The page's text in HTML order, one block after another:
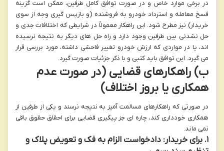
در برخی موارد خاص و در صورت توافق کامل طرفین، ممکن است گزینه
فسخ معامله و استرداد خودرو به فروشنده (و بازپس گیری وجه از سوی
خریدار) نیز مطرح شود. این راهکار معمولاً در شرایطی که اختلافات جدی و
حل نشدنی بین طرفین وجود دارد و راه حل های دیگر به نتیجه نرسیده
اند، یا در مواردی که ارزش خودرو تغییر فاحشی داشته، مورد بررسی قرار
می گیرد. این توافق باید کتبی و با ذکر جزئیات صورت گیرد.
ب) راهکارهای قضایی (در صورت عدم
همکاری یا بروز اختلاف)
در صورتی که راهکارهای مسالمت آمیز به نتیجه نرسند و یکی از طرفین از
همکاری خودداری کند، چاره ای جز پیگیری قضایی برای احقاق حقوق باقی
نمی ماند.
۱. برای خریدار: دادخواست الزام به فک و تعویض پلاک و